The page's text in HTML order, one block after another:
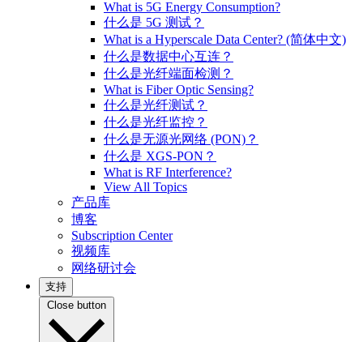
What is 5G Energy Consumption?
什么是 5G 测试？
What is a Hyperscale Data Center? (简体中文)
什么是数据中心互连？
什么是光纤端面检测？
What is Fiber Optic Sensing?
什么是光纤测试？
什么是光纤监控？
什么是无源光网络 (PON)？
什么是 XGS-PON？
What is RF Interference?
View All Topics
产品库
博客
Subscription Center
视频库
网络研讨会
支持
Close button